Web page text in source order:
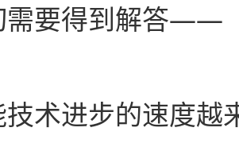
需要得到解答——
进步的速度越